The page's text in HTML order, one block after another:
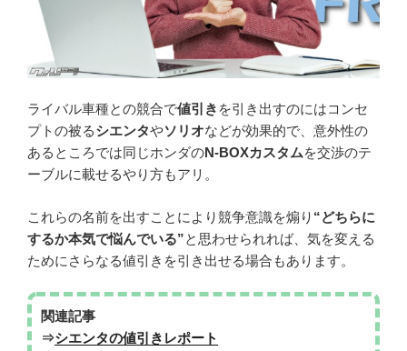
ライバル車種との競合で値引き を引き出すのにはコンセ
プトの被るシエンタやソリオなどが効果的で、意外性の
あるところでは同じホンダのN-BOXカスタムを交渉のテ
ーブルに載せるやり方もアリ。
これらの名前を出すことにより競争意識を煽り “どちらに
するか本気で悩んでいる”と思わせられれば、気を変える
ためにさらなる値引きを引き出せる場合もあります。
関連記事
⇒シエンタの値引きレポート